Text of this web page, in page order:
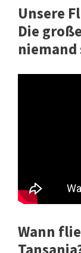
Unsere
Die
Wann